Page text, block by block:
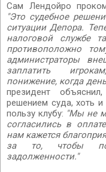
Сам Лендойро
"Это судебное
ситуации Депора.
налоговой службе
противоположно
администраторы
заплатить
понижение, когда
президент
решением суда, хоть и
пользу клубу: "Мы не
согласились в
нам кажется
за то, чтобы
задолженности."